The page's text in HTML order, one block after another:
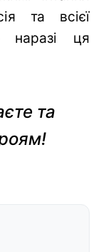
та всієї
наразі ця
та